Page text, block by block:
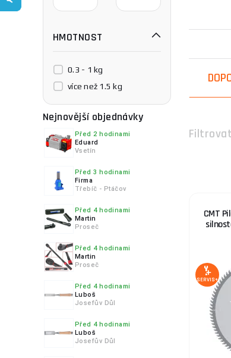
HMOTNOST
0.3 - 1 kg
více než 1.5 kg
Nejnovější objednávky
Před 2 hodinami
Eduard
Vsetín
Před 3 hodinami
Firma
Třebíč - Ptáčov
Před 4 hodinami
Martin
Proseč
Před 4 hodinami
Martin
Proseč
Před 4 hodinami
Luboš
Josefův Důl
Před 4 hodinami
Luboš
Josefův Důl
CMT
SERVIS+